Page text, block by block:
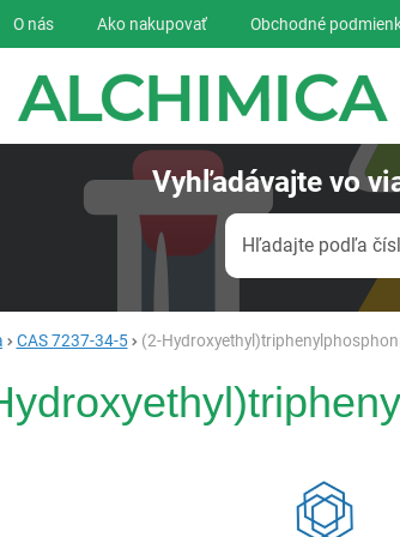
CAS 7237-34-5 (2-
O nás Ako nakupovať Obchodné
Vyhľadávajtevo
Hľadajte podľa